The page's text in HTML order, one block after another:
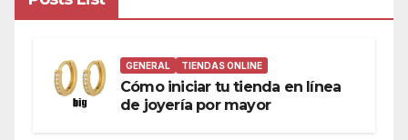
GENERAL TIENDAS ONLINE
Cómo iniciar tu tienda en línea
de joyería por mayor